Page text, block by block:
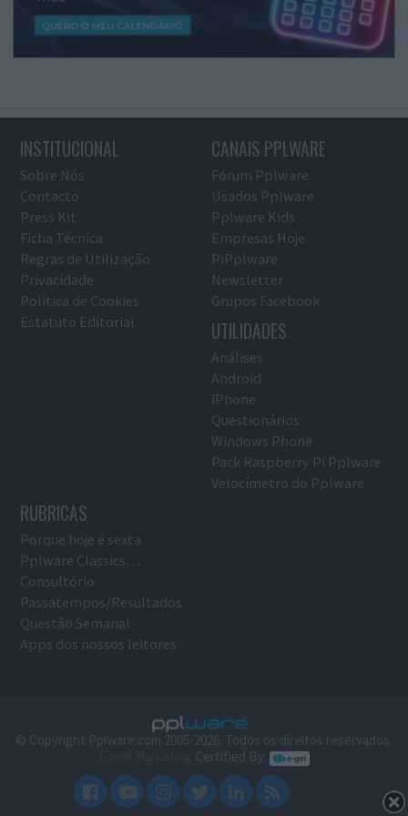
INSTITUCIONAL
Sobre Nós
Contacto
Press Kit
Ficha Técnica
Regras de Utilização
Privacidade
Política de Cookies
Estatuto Editorial
CANAIS PPLWARE
Fórum Pplware
Usados Pplware
Pplware Kids
Empresas Hoje
PiPplware
Newsletter
Grupos Facebook
UTILIDADES
Análises
Android
iPhone
Questionários
Windows Phone
Pack Raspberry Pi Pplware
Velocímetro do Pplware
RUBRICAS
Porque hoje é sexta
Pplware Classics…
Consultório
Passatempos/Resultados
Questão Semanal
Apps dos nossos leitores
© Copyright Pplware.com 2005-2026. Todos os direitos reservados.
Certified By: